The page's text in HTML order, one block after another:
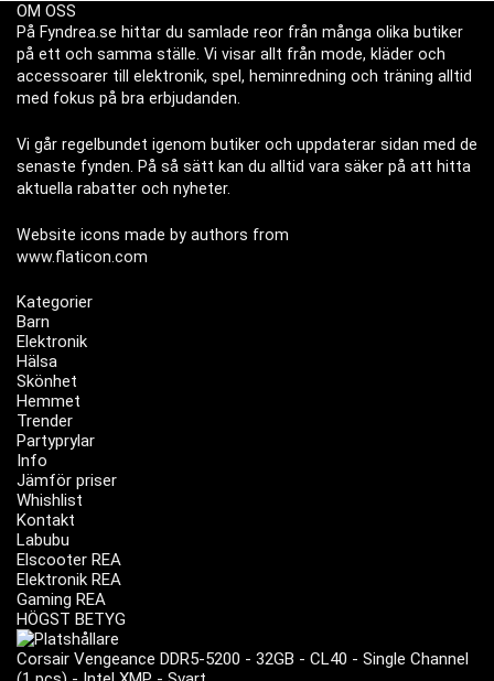
OM OSS
På Fyndrea.se hittar du samlade reor från många olika butiker
på ett och samma ställe. Vi visar allt från mode, kläder och
accessoarer till elektronik, spel, heminredning och träning alltid
med fokus på bra erbjudanden.
Vi går regelbundet igenom butiker och uppdaterar sidan med de
senaste fynden. På så sätt kan du alltid vara säker på att hitta
aktuella rabatter och nyheter.
Website icons made by authors from
www.flaticon.com
Kategorier
Barn
Elektronik
Hälsa
Skönhet
Hemmet
Trender
Partyprylar
Info
Jämför priser
Whishlist
Kontakt
Labubu
Elscooter REA
Elektronik REA
Gaming REA
HÖGST BETYG
Corsair Vengeance DDR5-5200 - 32GB - CL40 - Single Channel